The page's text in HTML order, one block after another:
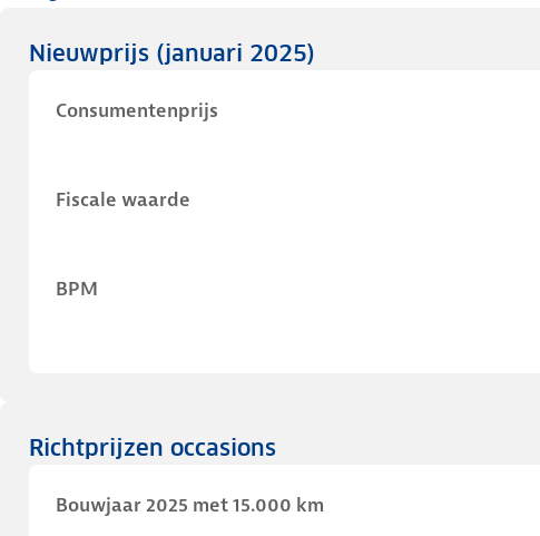
Nieuwprijs (januari 2025)
Consumentenprijs
Fiscale waarde
BPM
Richtprijzen occasions
Bouwjaar 2025 met 15.000 km